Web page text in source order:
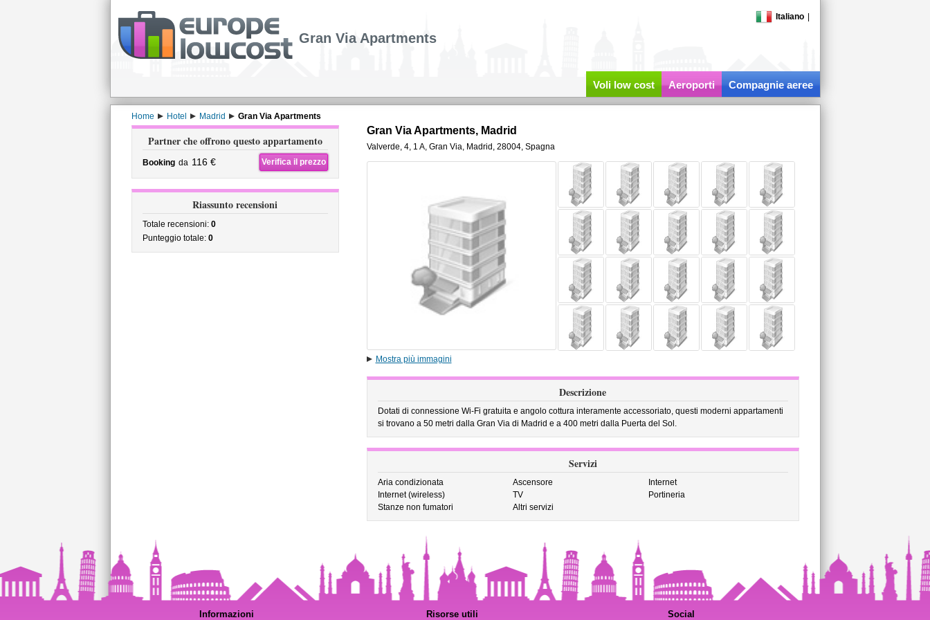
Italiano
Gran Via Apartments
Voli low cost Aeroporti Compagnie aeree
Home Hotel Madrid Gran Via Apartments
Partner che offrono questo appartamento
Booking da 116 € Verifica il prezzo
Riassunto recensioni
Totale recensioni: 0
Punteggio totale: 0
Gran Via Apartments, Madrid
Valverde, 4, 1 A, Gran Via, Madrid , 28004, Spagna
Mostra più immagini
Descrizione
Dotati di connessione Wi-Fi gratuita e angolo cottura interamente accessoriato, questi moderni appartamenti
si trovano a 50 metri dalla Gran Via di Madrid e a 400 metri dalla Puerta del Sol.
Servizi
Aria condizionata Ascensore
Internet
Internet (wireless)
TV
Portineria
Stanze non fumatori
Altri servizi
Informazioni Risorse utili Social